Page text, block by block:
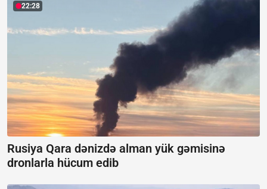
22:28
Rusiya Qara dənizdə alman yük gəmisinə
dronlarla hücum edib